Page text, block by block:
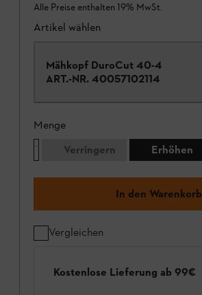
Alle Preise enthalten 19% MwSt.
Artikel wählen
Mähkopf DuroCut 40-4
ART.-NR. 40057102114
Menge
Verringern
Erhöhen
In den Warenkorb
Vergleichen
Kostenlose Lieferung ab 99€